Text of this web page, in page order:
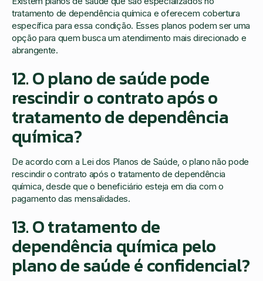
tratamento de dependência química e oferecem cobertura
específica para essa condição. Esses planos podem ser uma
opção para quem busca um atendimento mais direcionado e
abrangente.
12. O plano de saúde pode
rescindir o contrato após o
tratamento de dependência
química?
De acordo com a Lei dos Planos de Saúde, o plano não pode
rescindir o contrato após o tratamento de dependência
química, desde que o beneficiário esteja em dia com o
pagamento das mensalidades.
13. O tratamento de
dependência química pelo
plano de saúde é confidencial?